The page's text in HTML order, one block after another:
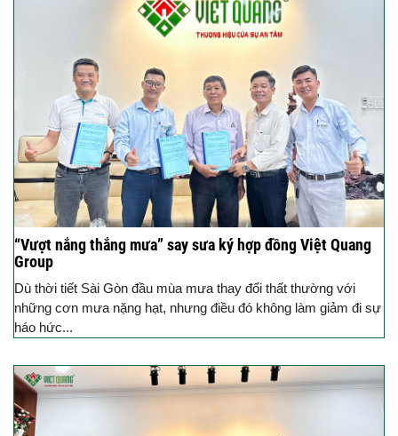
“Vượt nắng thắng mưa” say sưa ký hợp đồng Việt Quang
Group
Dù thời tiết Sài Gòn đầu mùa mưa thay đổi thất thường với
những cơn mưa nặng hạt, nhưng điều đó không làm giảm đi sự
háo hức...